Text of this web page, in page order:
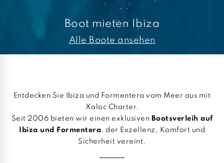
Boot mieten Ibiza
Alle Boote ansehen
Entdecken Sie Ibiza und Formentera vom Meer aus mit
Xaloc Charter.
Seit 2006 bieten wir einen exklusiven Bootsverleih auf
Ibiza und Formentera, der Exzellenz, Komfort und
Sicherheit vereint.